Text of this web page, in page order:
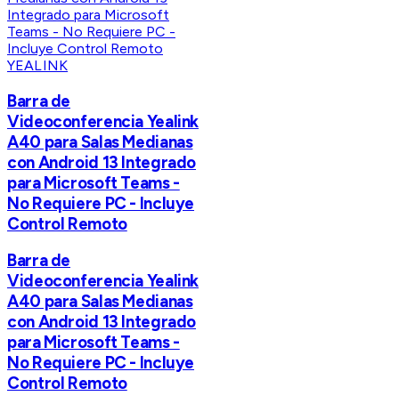
YEALINK
Barra de
Videoconferencia Yealink
A40 para Salas Medianas
con Android 13 Integrado
para Microsoft Teams -
No Requiere PC - Incluye
Control Remoto
Barra de
Videoconferencia Yealink
A40 para Salas Medianas
con Android 13 Integrado
para Microsoft Teams -
No Requiere PC - Incluye
Control Remoto